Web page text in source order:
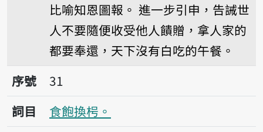
比喻知恩圖報。 進一步引申，告誡世
人不要隨便收受他人饋贈，拿人家的
都要奉還，天下沒有白吃的午餐。
序號31食飽換枵。
序號
31
詞目
食飽換枵。